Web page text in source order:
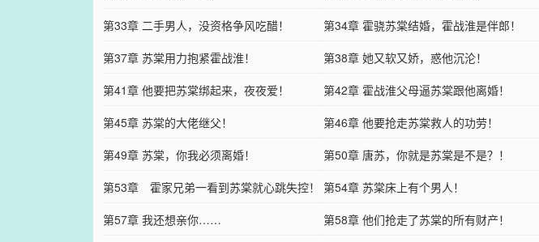
第33章 二手男人，没资格争风吃醋！
第34章 霍骁苏棠结婚，霍战淮是伴郎！
第37章 苏棠用力抱紧霍战淮！
第38章 她又软又娇，惑他沉沦！
第41章 他要把苏棠绑起来，夜夜爱！
第42章 霍战淮父母逼苏棠跟他离婚！
第45章 苏棠的大佬继父！
第46章 他要抢走苏棠救人的功劳！
第49章 苏棠，你我必须离婚！
第50章 唐苏，你就是苏棠是不是？！
第53章 霍家兄弟一看到苏棠就心跳失控！
第54章 苏棠床上有个男人！
第57章 我还想亲你……
第58章 他们抢走了苏棠的所有财产！